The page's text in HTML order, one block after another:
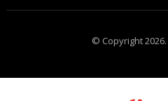
© Copyright